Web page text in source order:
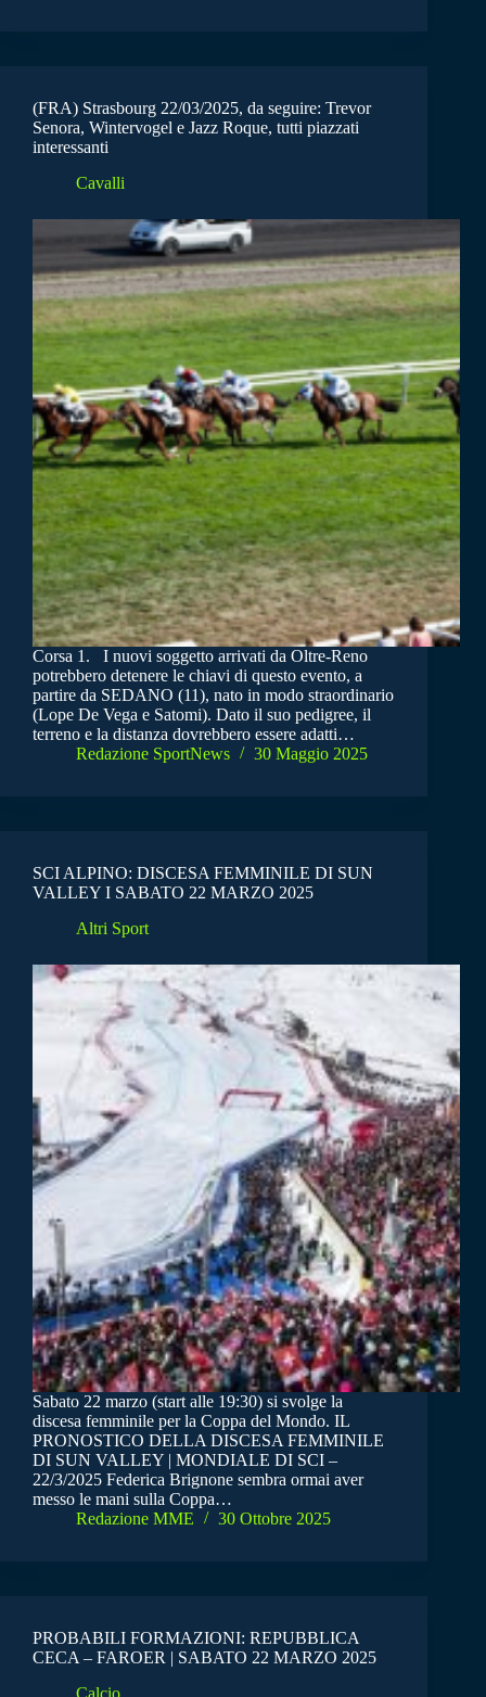
(FRA) Strasbourg 22/03/2025, da seguire: Trevor
Senora, Wintervogel e Jazz Roque, tutti piazzati
interessanti
Cavalli
Corsa 1. I nuovi soggetto arrivati da Oltre-Reno
potrebbero detenere le chiavi di questo evento, a
partire da SEDANO (11), nato in modo straordinario
(Lope De Vega e Satomi). Dato il suo pedigree, il
terreno e la distanza dovrebbero essere adatti…
Redazione SportNews
30 Maggio 2025
SCI ALPINO: DISCESA FEMMINILE DI SUN
VALLEY I SABATO 22 MARZO 2025
Altri Sport
Sabato 22 marzo (start alle 19:30) si svolge la
discesa femminile per la Coppa del Mondo. IL
PRONOSTICO DELLA DISCESA FEMMINILE
DI SUN VALLEY | MONDIALE DI SCI –
22/3/2025 Federica Brignone sembra ormai aver
messo le mani sulla Coppa…
Redazione MME
30 Ottobre 2025
PROBABILI FORMAZIONI: REPUBBLICA
CECA – FAROER | SABATO 22 MARZO 2025
Calcio